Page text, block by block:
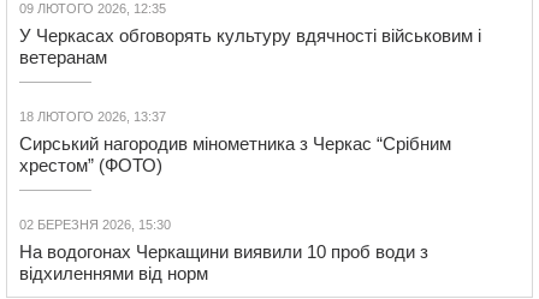
09 ЛЮТОГО 2026, 12:35
У Черкасах обговорять культуру вдячності військовим і
ветеранам
18 ЛЮТОГО 2026, 13:37
Сирський нагородив мінометника з Черкас “Срібним
хрестом” (ФОТО)
02 БЕРЕЗНЯ 2026, 15:30
На водогонах Черкащини виявили 10 проб води з
відхиленнями від норм